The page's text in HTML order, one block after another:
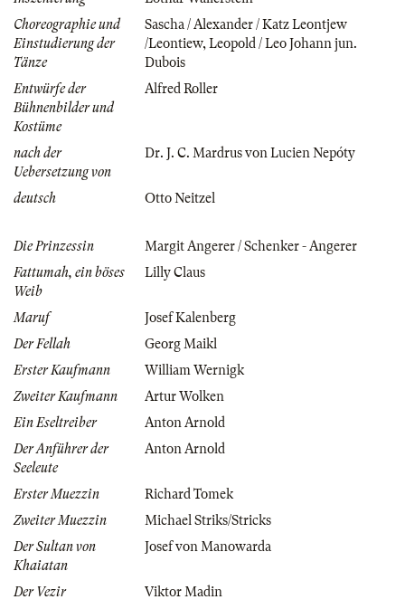
Choreographie und
Einstudierung der
Tänze
Sascha / Alexander / Katz Leontjew
/Leontiew,Leopold / Leo Johann jun.
Dubois
Entwürfe der
Bühnenbilder und
Kostüme
Alfred Roller
nach der
Uebersetzung von
Dr. J. C. Mardrus von Lucien Nepóty
deutsch Otto Neitzel
Die Prinzessin
Margit Angerer / Schenker - Angerer
Fattumah, ein böses
Weib
Lilly Claus
Maruf
Josef Kalenberg
Der Fellah
Georg Maikl
Erster Kaufmann
William Wernigk
Zweiter Kaufmann
Artur Wolken
Ein Eseltreiber
Anton Arnold
Der Anführer der
Seeleute
Anton Arnold
Erster Muezzin
Richard Tomek
Zweiter Muezzin
Michael Striks/Stricks
Der Sultan von
Khaiatan
Josef von Manowarda
Der Vezir
Viktor Madin